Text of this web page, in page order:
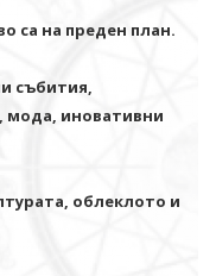
са на преден план.
събития,
мода, иновативни
облеклото и